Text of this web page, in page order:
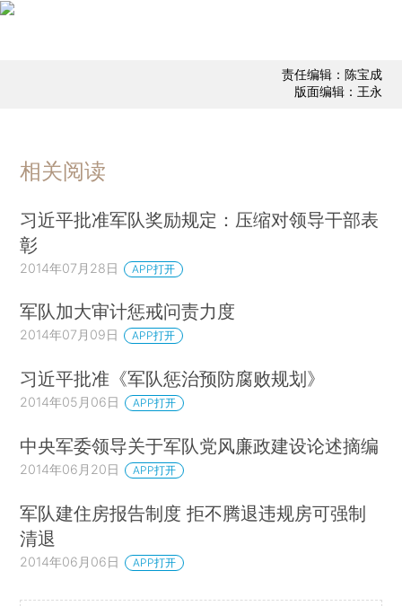
责任编辑：陈宝成
版面编辑：王永
相关阅读
习近平批准军队奖励规定：压缩对领导干部表
彰
2014年07月28日 APP打开
军队加大审计惩戒问责力度
2014年07月09日 APP打开
习近平批准《军队惩治预防腐败规划》
2014年05月06日 APP打开
中央军委领导关于军队党风廉政建设论述摘编
2014年06月20日 APP打开
军队建住房报告制度 拒不腾退违规房可强制
清退
2014年06月06日 APP打开